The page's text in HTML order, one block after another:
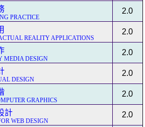
PRACTICE
2.0
REALITY APPLICATIONS
2.0
MEDIA DESIGN
2.0
DESIGN
2.0
GRAPHICS
2.0
計
WEB DESIGN
2.0